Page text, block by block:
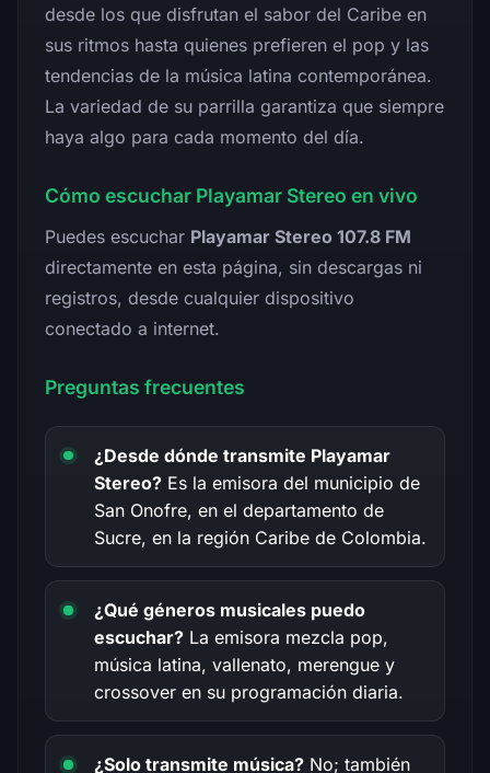
desde los que disfrutan el sabor del Caribe en
sus ritmos hasta quienes prefieren el pop y las
tendencias de la música latina contemporánea.
La variedad de su parrilla garantiza que siempre
haya algo para cada momento del día.
Cómo escuchar Playamar Stereo en vivo
Puedes escuchar Playamar Stereo 107.8 FM
directamente en esta página, sin descargas ni
registros, desde cualquier dispositivo
conectado a internet.
Preguntas frecuentes
¿Desde dónde transmite Playamar
Stereo? Es la emisora del municipio de
San Onofre, en el departamento de
Sucre, en la región Caribe de Colombia.
¿Qué géneros musicales puedo
escuchar? La emisora mezcla pop,
música latina, vallenato, merengue y
crossover en su programación diaria.
¿Solo transmite música? No; también